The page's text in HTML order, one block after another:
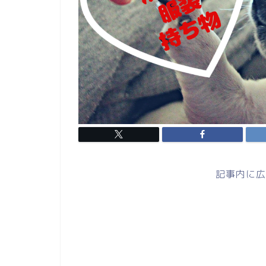
記事内に